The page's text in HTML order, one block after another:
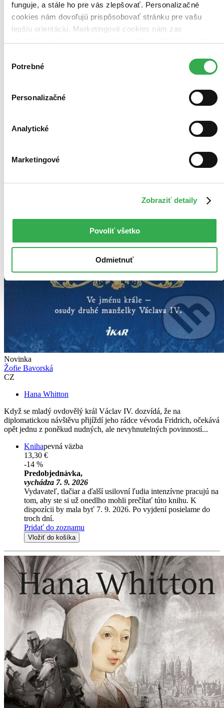
funguje, a stále ho pre vás zlepšovať. Personalizačné
cookies nám dovoľujú prispôsobovať stránku pre vašu
lepšiu orientáciu. Marketingové cookies nám zas
keby sme mohli používať všetky tieto cookies. Ďakujeme!
súhlasu
Potrebné
Personalizačné
Analytické
Marketingové
Zobraziť detaily
Povoliť všetko
Odmietnuť
Novinka
Žofie Bavorská
CZ
Hana Whitton
Když se mladý ovdovělý král Václav IV. dozvídá, že na
diplomatickou návštěvu přijíždí jeho rádce vévoda Fridrich, očekává
opět jednu z poněkud nudných, ale nevyhnutelných povinností...
Knihapevná väzba
13,30 €
-14 %
Predobjednávka,
vychádza 7. 9. 2026
Vydavateľ, tlačiar a ďalší usilovní ľudia intenzívne pracujú na
tom, aby ste si už onedlho mohli prečítať túto knihu. K
dispozícii by mala byť 7. 9. 2026. Po vyjdení posielame do
troch dní.
Pridať do zoznamu
Vložiť do košíka